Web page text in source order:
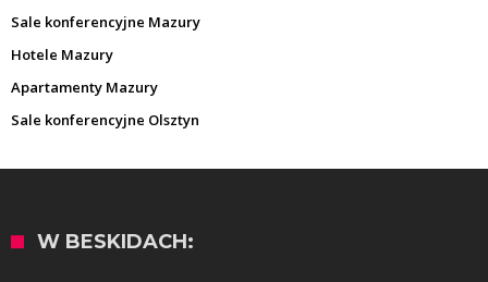
Sale konferencyjne Mazury
Hotele Mazury
Apartamenty Mazury
Sale konferencyjne Olsztyn
W BESKIDACH: